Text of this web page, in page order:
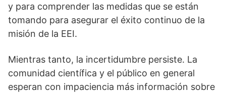
y para comprender las medidas que se están
tomando para asegurar el éxito continuo de la
misión de la EEI.
Mientras tanto, la incertidumbre persiste. La
comunidad científica y el público en general
esperan con impaciencia más información sobre